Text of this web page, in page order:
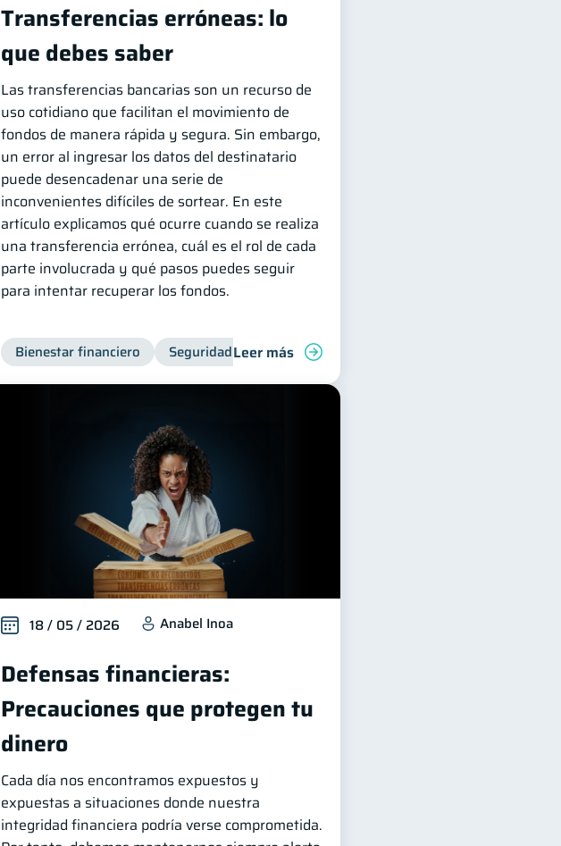
Transferencias erróneas: lo
que debes saber
Las transferencias bancarias son un recurso de
uso cotidiano que facilitan el movimiento de
fondos de manera rápida y segura. Sin embargo,
un error al ingresar los datos del destinatario
puede desencadenar una serie de
inconvenientes difíciles de sortear. En este
artículo explicamos qué ocurre cuando se realiza
una transferencia errónea, cuál es el rol de cada
parte involucrada y qué pasos puedes seguir
para intentar recuperar los fondos.
Bienestar financiero Seguridad financiera
Leer más
18 / 05 / 2026 Anabel Inoa
Defensas financieras:
Precauciones que protegen tu
dinero
Cada día nos encontramos expuestos y
expuestas a situaciones donde nuestra
integridad financiera podría verse comprometida.